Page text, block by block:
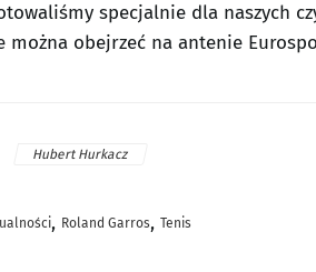
specjalnie dla naszych
można obejrzeć na antenie
Hubert Hurkacz
, Roland Garros, Tenis